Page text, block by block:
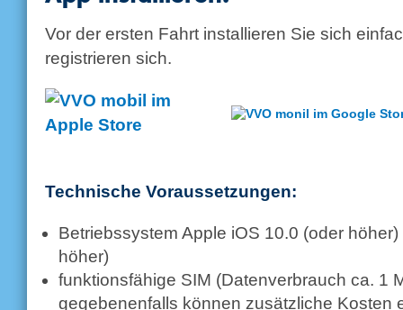
Vor der ersten Fahrt installieren Sie sich
registrieren sich.
Technische Voraussetzungen:
Betriebssystem Apple iOS 10.0 (oder
höher)
funktionsfähige SIM (Datenverbrauch ca. 1
gegebenenfalls können zusätzliche Kosten